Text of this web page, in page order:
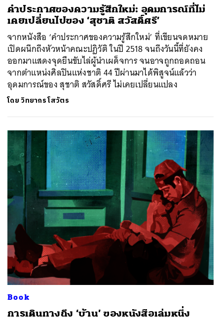
คำประกาศของความรู้สึกใหม่: อุดมการณ์ที่ไม่
เคยเปลี่ยนไปของ ‘สุชาติ สวัสดิ์ศรี’
จากหนังสือ ‘คำประกาศของความรู้สึกใหม่’ ที่เขียนจดหมาย
เปิดผนึกถึงหัวหน้าคณะปฏิวัติ ในปี 2518 จนถึงวันนี้ที่ยังคง
ออกมาแสดงจุดยืนขับไล่ผู้นำเผด็จการ จนอาจถูกถอดถอน
จากตำแหน่งศิลปินแห่งชาติ 44 ปีผ่านมาได้พิสูจน์แล้วว่า
อุดมการณ์ของ สุชาติ สวัสดิ์ศรี ไม่เคยเปลี่ยนแปลง
โดยวิทยากร โสวัตร
Book
การเดินทางถึง ‘บ้าน’ ของหนังสือเล่มหนึ่ง